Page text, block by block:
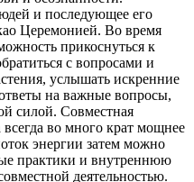
и последующее его
Церемонией. Во время
прикоснуться к
с вопросами и
услышать искренние
на важные вопросы,
силой. Совместная
во много крат мощнее
энергии затем можно
практики и внутреннюю
деятельностью.